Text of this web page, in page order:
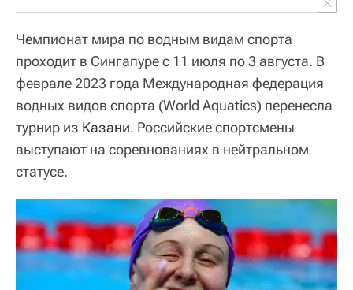
Чемпионат мира по водным видам спорта
проходит в Сингапуре с 11 июля по 3 августа. В
феврале 2023 года Международная федерация
водных видов спорта (World Aquatics) перенесла
турнир из Казани. Российские спортсмены
выступают на соревнованиях в нейтральном
статусе.